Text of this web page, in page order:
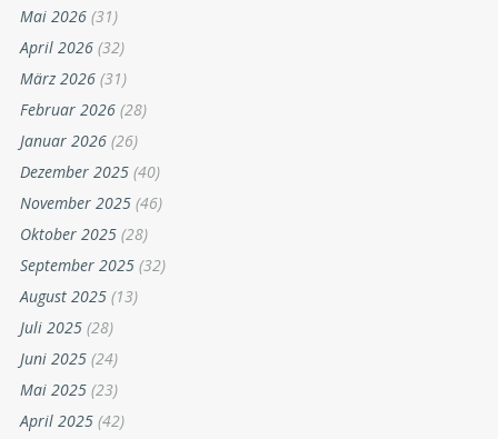
Mai 2026 (31)
April 2026 (32)
März 2026 (31)
Februar 2026 (28)
Januar 2026 (26)
Dezember 2025 (40)
November 2025 (46)
Oktober 2025 (28)
September 2025 (32)
August 2025 (13)
Juli 2025 (28)
Juni 2025 (24)
Mai 2025 (23)
April 2025 (42)